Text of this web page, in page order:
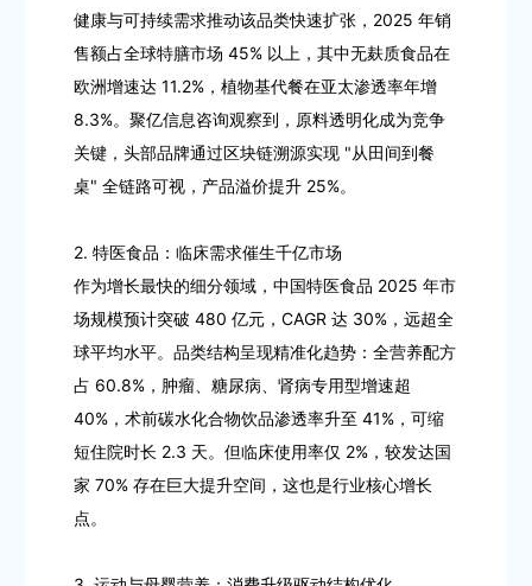
健康与可持续需求推动该品类快速扩张，2025 年销
售额占全球特膳市场 45% 以上，其中无麸质食品在
欧洲增速达 11.2%，植物基代餐在亚太渗透率年增
8.3%。聚亿信息咨询观察到，原料透明化成为竞争
关键，头部品牌通过区块链溯源实现 "从田间到餐
桌" 全链路可视，产品溢价提升 25%。
2. 特医食品：临床需求催生千亿市场
作为增长最快的细分领域，中国特医食品 2025 年市
场规模预计突破 480 亿元，CAGR 达 30%，远超全
球平均水平。品类结构呈现精准化趋势：全营养配方
占 60.8%，肿瘤、糖尿病、肾病专用型增速超
40%，术前碳水化合物饮品渗透率升至 41%，可缩
短住院时长 2.3 天。但临床使用率仅 2%，较发达国
家 70% 存在巨大提升空间，这也是行业核心增长
点。